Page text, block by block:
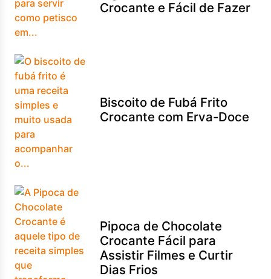
Crocante e Fácil de Fazer
Biscoito de Fubá Frito
Crocante com Erva-Doce
Pipoca de Chocolate
Crocante Fácil para
Assistir Filmes e Curtir
Dias Frios